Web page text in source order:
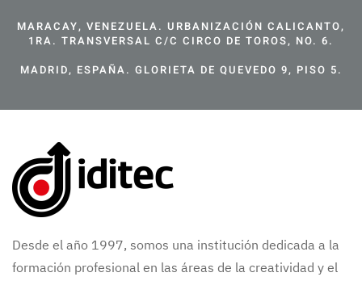
MARACAY, VENEZUELA. URBANIZACIÓN CALICANTO,
1RA. TRANSVERSAL C/C CIRCO DE TOROS, NO. 6.
MADRID, ESPAÑA. GLORIETA DE QUEVEDO 9, PISO 5.
Desde el año 1997, somos una institución dedicada a la
formación profesional en las áreas de la creatividad y el